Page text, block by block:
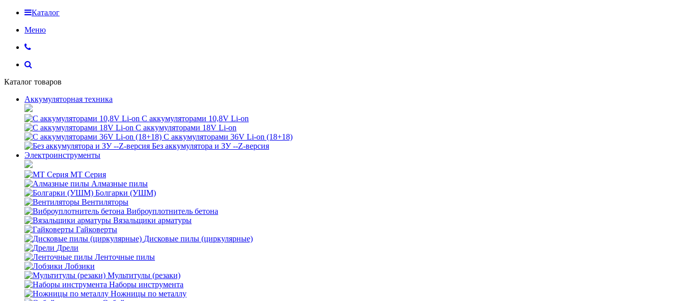
Каталог
Меню
Каталог товаров
Аккумуляторная техника
С аккумуляторами 10,8V Li-on
С аккумуляторами 18V Li-on
С аккумуляторами 36V Li-on (18+18)
Без аккумулятора и ЗУ --Z-версия
Электроинструменты
MT Серия
Алмазные пилы
Болгарки (УШМ)
Вентиляторы
Виброуплотнитель бетона
Вязальщики арматуры
Гайковерты
Дисковые пилы (циркулярные)
Дрели
Ленточные пилы
Лобзики
Мультитулы (резаки)
Наборы инструмента
Ножницы по металлу